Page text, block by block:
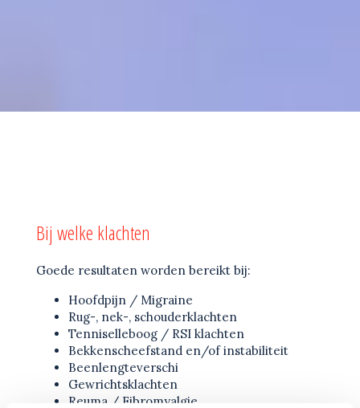
Bij welke klachten
Goede resultaten worden bereikt bij:
Hoofdpijn / Migraine
Rug-, nek-, schouderklachten
Tenniselleboog / RSI klachten
Bekkenscheefstand en/of instabiliteit
Beenlengteverschi
Gewrichtsklachten
Reuma / Fibromyalgie